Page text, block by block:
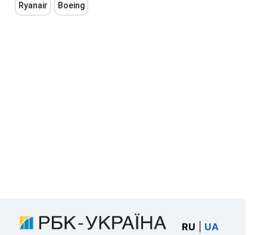
Ryanair Boeing
RU UA